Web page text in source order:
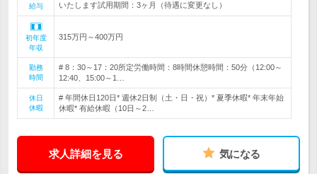
給与
いたします試用期間：3ヶ月（待遇に変更なし）
初年度
年収
315万円～400万円
勤務
時間
# 8：30～17：20所定労働時間：8時間休憩時間：50分（12:00～
12:40、15:00～1…
休日
休暇
# 年間休日120日* 週休2日制（土・日・祝）* 夏季休暇* 年末年始
休暇* 有給休暇（10日～2…
求人詳細を見る 気になる